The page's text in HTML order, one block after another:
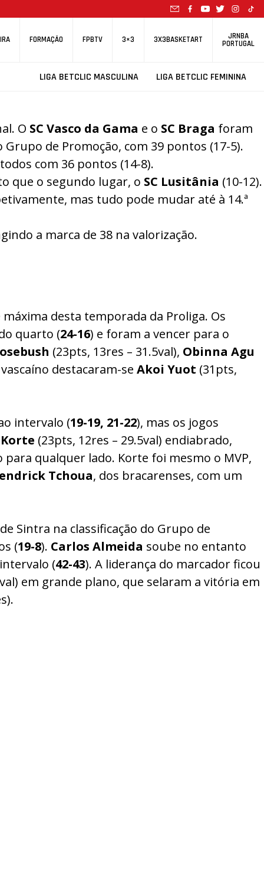
FORMAÇÃO FPBTV 3×3 3X3BASKETART JRNBA
PORTUGAL
LIGA BETCLIC MASCULINA LIGA BETCLIC FEMININA
O SC Vasco da Gama e o SC Braga foram
de Promoção, com 39 pontos (17-5).
com 36 pontos (14-8).
que o segundo lugar, o SC Lusitânia (10-12).
mas tudo pode mudar até à 14.ª
a marca de 38 na valorização.
desta temporada da Proliga. Os
quarto (24-16) e foram a vencer para o
(23pts, 13res – 31.5val), Obinna Agu
destacaram-se Akoi Yuot (31pts,
intervalo (19-19, 21-22), mas os jogos
Korte (23pts, 12res – 29.5val) endiabrado,
qualquer lado. Korte foi mesmo o MVP,
Tchoua, dos bracarenses, com um
Sintra na classificação do Grupo de
(19-8). Carlos Almeida soube no entanto
(42-43). A liderança do marcador ficou
em grande plano, que selaram a vitória em